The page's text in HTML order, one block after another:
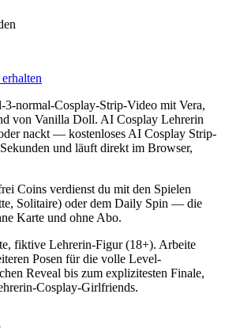
3-normal-Cosplay-Strip-Video mit Vera,
von Vanilla Doll. AI Cosplay Lehrerin
nackt — kostenloses AI Cosplay Strip-
und läuft direkt im Browser,
Coins verdienst du mit den Spielen
Solitaire) oder dem Daily Spin — die
Karte und ohne Abo.
fiktive Lehrerin-Figur (18+). Arbeite
Posen für die volle Level-
Reveal bis zum explizitesten Finale,
Cosplay-Girlfriends.